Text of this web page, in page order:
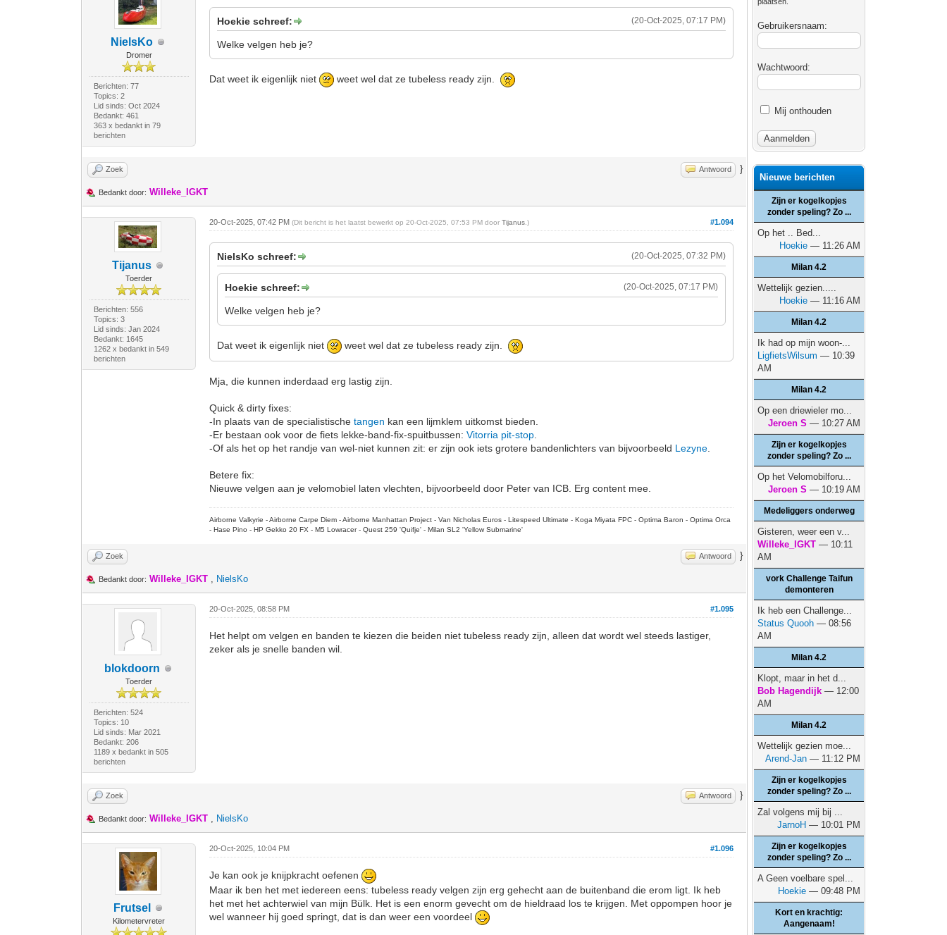
NielsKo
Dromer
Berichten: 77
Topics: 2
Lid sinds: Oct 2024
Bedankt: 461
363 x bedankt in 79
berichten
(20-Oct-2025, 07:17 PM)
Hoekie schreef:
Welke velgen heb je?
Dat weet ik eigenlijk niet weet wel dat ze tubeless ready zijn.
Zoek Antwoord }
Bedankt door: Willeke_IGKT
Tijanus
Toerder
Berichten: 556
Topics: 3
Lid sinds: Jan 2024
Bedankt: 1645
1262 x bedankt in 549
berichten
#1.094
20-Oct-2025, 07:42 PM(Dit bericht is het laatst bewerkt op 20-Oct-2025, 07:53 PM doorTijanus .)
(20-Oct-2025, 07:32 PM)
NielsKo schreef:
(20-Oct-2025, 07:17 PM)
Hoekie schreef:
Welke velgen heb je?
Dat weet ik eigenlijk niet weet wel dat ze tubeless ready zijn.
Mja, die kunnen inderdaad erg lastig zijn.
Quick & dirty fixes:
-In plaats van de specialistischetangen kan een lijmklem uitkomst bieden.
-Er bestaan ook voor de fiets lekke-band-fix-spuitbussen:Vitorria pit-stop
-Of als het op het randje van wel-niet kunnen zit: er zijn ook iets grotere bandenlichters van bijvoorbeeld Lezyne
Betere fix:
Nieuwe velgen aan je velomobiel laten vlechten, bijvoorbeeld door Peter van ICB. Erg content mee.
Airborne Valkyrie - Airborne Carpe Diem - Airborne Manhattan Project - Van Nicholas Euros - Litespeed Ultimate - Koga Miyata FPC - Optima Baron - Optima Orca
- Hase Pino - HP Gekko 20 FX - M5 Lowracer - Quest 259 'Quifje' - Milan SL2 'Yellow Submarine'
Zoek Antwoord }
Bedankt door: Willeke_IGKT , NielsKo
blokdoorn
Toerder
Berichten: 524
Topics: 10
Lid sinds: Mar 2021
Bedankt: 206
1189 x bedankt in 505
berichten
#1.095
20-Oct-2025, 08:58 PM
Het helpt om velgen en banden te kiezen die beiden niet tubeless ready zijn, alleen dat wordt wel steeds lastiger,
zeker als je snelle banden wil.
Zoek Antwoord }
Bedankt door: Willeke_IGKT , NielsKo
Frutsel
Kilometervreter
#1.096
20-Oct-2025, 10:04 PM
Je kan ook je knijpkracht oefenen
Maar ik ben het met iedereen eens: tubeless ready velgen zijn erg gehecht aan de buitenband die erom ligt. Ik heb
het met het achterwiel van mijn Bülk. Het is een enorm gevecht om de hieldraad los te krijgen. Met oppompen hoor je
wel wanneer hij goed springt, dat is dan weer een voordeel
Gebruikersnaam:
Wachtwoord:
Mij onthouden
Nieuwe berichten
Zijn er kogelkopjes
zonder speling? Zo ...
Op het .. Bed...
Hoekie — 11:26 AM
Milan 4.2
Wettelijk gezien.....
Hoekie — 11:16 AM
Milan 4.2
Ik had op mijn woon-...
LigfietsWilsum — 10:39
AM
Milan 4.2
Op een driewieler mo...
Jeroen S — 10:27 AM
Zijn er kogelkopjes
zonder speling? Zo ...
Op het Velomobilforu...
Jeroen S — 10:19 AM
Medeliggers onderweg
Gisteren, weer een v...
Willeke_IGKT — 10:11
AM
vork Challenge Taifun
demonteren
Ik heb een Challenge...
Status Quooh — 08:56
AM
Milan 4.2
Klopt, maar in het d...
Bob Hagendijk — 12:00
AM
Milan 4.2
Wettelijk gezien moe...
Arend-Jan — 11:12 PM
Zijn er kogelkopjes
zonder speling? Zo ...
Zal volgens mij bij ...
JarnoH — 10:01 PM
Zijn er kogelkopjes
zonder speling? Zo ...
A Geen voelbare spel...
Hoekie — 09:48 PM
Kort en krachtig:
Aangenaam!